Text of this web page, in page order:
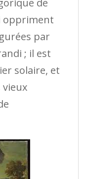
oppriment
par
; il est
solaire, et
vieux